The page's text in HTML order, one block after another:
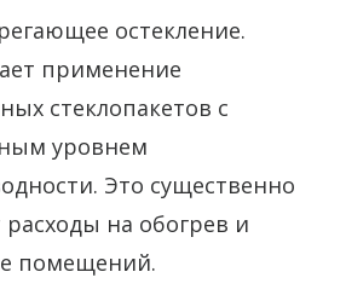
остекление.
применение
стеклопакетов с
уровнем
Это существенно
на обогрев и
помещений.